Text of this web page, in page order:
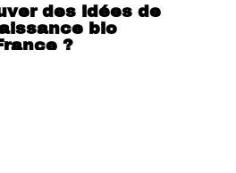
des idées de
bio
?